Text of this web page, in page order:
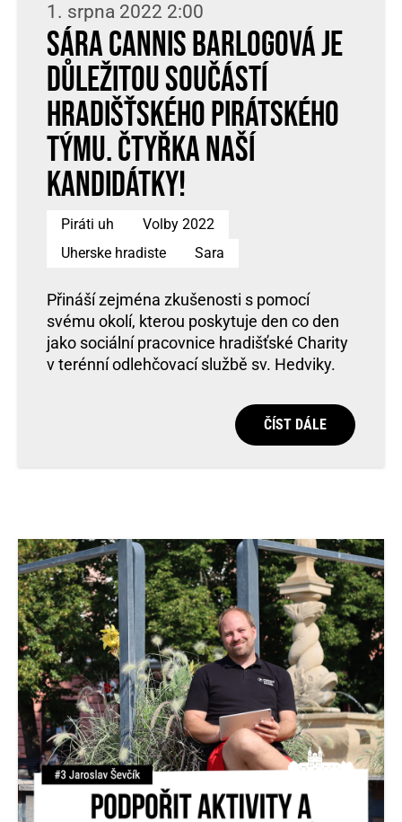
1. srpna 2022 2:00
Sára Cannis Barlogová je
důležitou součástí
hradišťského pirátského
týmu. Čtyřka naší
kandidátky!
Piráti uh
Volby 2022
Uherske hradiste
Sara
Přináší zejména zkušenosti s pomocí
svému okolí, kterou poskytuje den co den
jako sociální pracovnice hradišťské Charity
v terénní odlehčovací službě sv. Hedviky.
ČÍST DÁLE